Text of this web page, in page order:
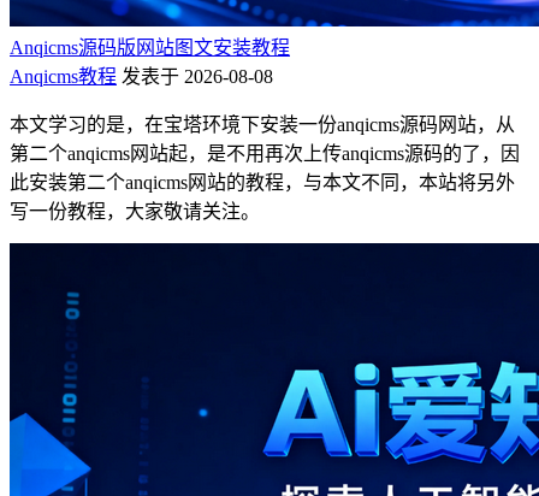
Anqicms源码版网站图文安装教程
Anqicms教程 发表于 2026-08-08
本文学习的是，在宝塔环境下安装一份anqicms源码网站，从
第二个anqicms网站起，是不用再次上传anqicms源码的了，因
此安装第二个anqicms网站的教程，与本文不同，本站将另外
写一份教程，大家敬请关注。